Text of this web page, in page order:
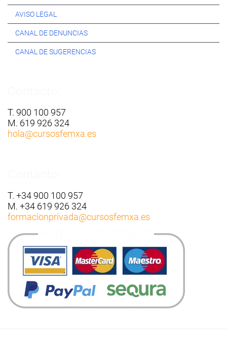
AVISO LEGAL
CANAL DE DENUNCIAS
CANAL DE SUGERENCIAS
T. 900 100 957
M. 619 926 324
hola@cursosfemxa.es
T. +34 900 100 957
M. +34 619 926 324
formacionprivada@cursosfemxa.es